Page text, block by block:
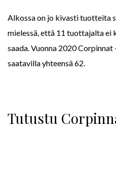
Alkossa on jo kivasti tuotteita
mielessä, että 11 tuottajalta ei
saada. Vuonna 2020
saatavilla yhteensä 62.
Tutustu